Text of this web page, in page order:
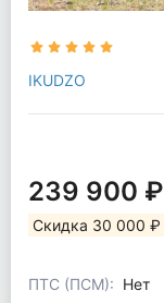
IKUDZO
239 900 ₽
Скидка 30 000 ₽
ПТС (ПСМ): Нет